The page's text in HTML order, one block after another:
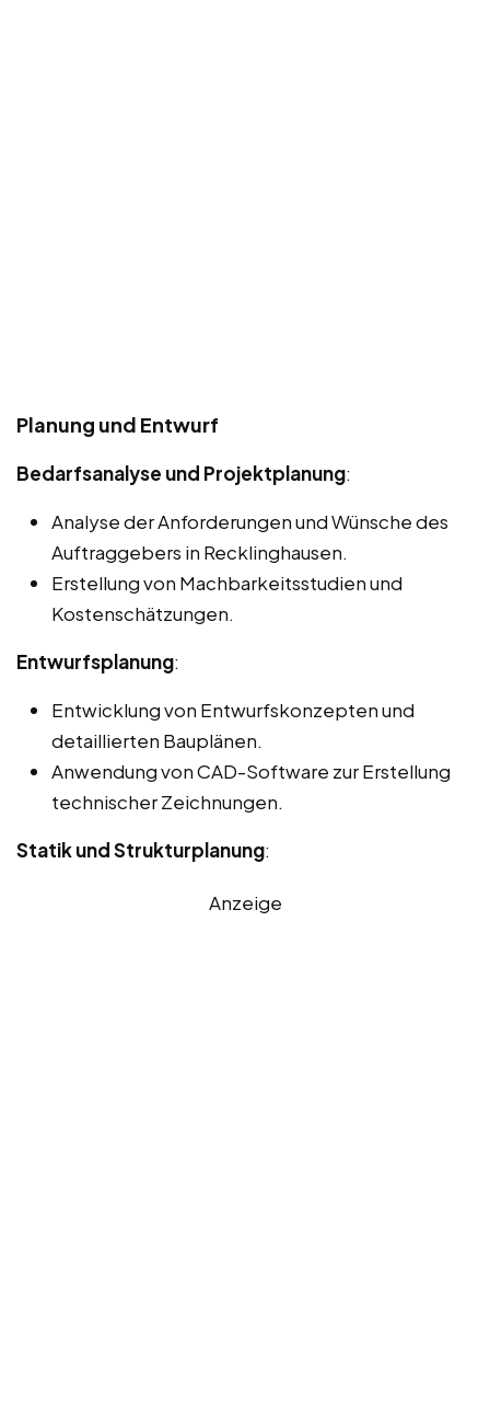
Planung und Entwurf
Bedarfsanalyse und Projektplanung:
Analyse der Anforderungen und Wünsche des
Auftraggebers in Recklinghausen.
Erstellung von Machbarkeitsstudien und
Kostenschätzungen.
Entwurfsplanung:
Entwicklung von Entwurfskonzepten und
detaillierten Bauplänen.
Anwendung von CAD-Software zur Erstellung
technischer Zeichnungen.
Statik und Strukturplanung:
Anzeige